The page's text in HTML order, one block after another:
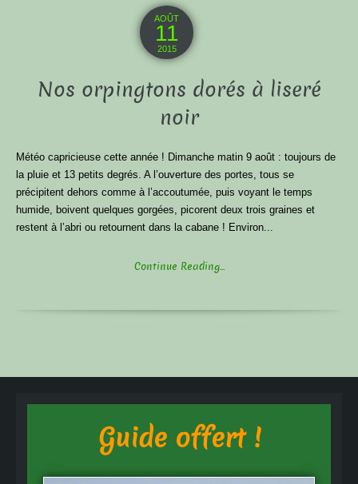
AOÛT
11
2015
Nos orpingtons dorés à liseré
noir
Météo capricieuse cette année ! Dimanche matin 9 août : toujours de
la pluie et 13 petits degrés. A l’ouverture des portes, tous se
précipitent dehors comme à l’accoutumée, puis voyant le temps
humide, boivent quelques gorgées, picorent deux trois graines et
restent à l’abri ou retournent dans la cabane ! Environ...
Continue Reading...
Guide offert !